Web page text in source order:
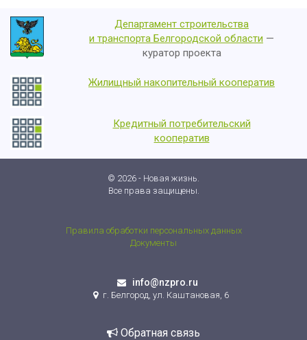
Департамент строительства
и транспорта Белгородской области —
куратор проекта
Жилищный накопительный кооператив
Кредитный потребительский
кооператив
© 2026 - Новая жизнь.
Все права защищены.
Правила обработки персональных данных
Документы
info@nzpro.ru
г. Белгород, ул. Каштановая, 6
Обратная связь